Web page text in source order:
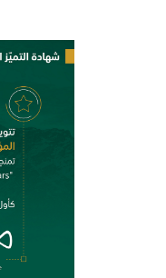
Tax Declaration